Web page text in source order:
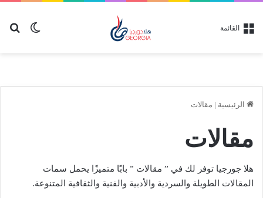
الوضع القائمة
الرئيسية | مقالات
مقالات
هلا جورجيا توفر لك في ” مقالات ” بابًا متميزًا يحمل سمات
المقالات الطويلة والسردية والأدبية والفنية والثقافية المتنوعة.